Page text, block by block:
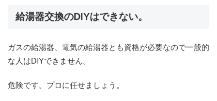
給湯器交換のDIYはできない。
ガスの給湯器、電気の給湯器とも資格が必要なので一般的
な人はDIYできません。
危険です。プロに任せましょう。